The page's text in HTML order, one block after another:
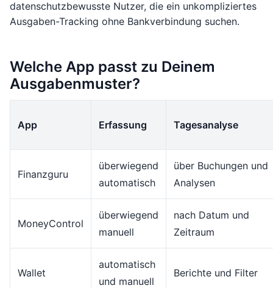
datenschutzbewusste Nutzer, die ein unkompliziertes
Ausgaben-Tracking ohne Bankverbindung suchen.
Welche App passt zu Deinem
Ausgabenmuster?
App Erfassung Tagesanalyse
Finanzguru
überwiegend
automatisch
über Buchungen und
Analysen
MoneyControl
überwiegend
manuell
nach Datum und
Zeitraum
Wallet
automatisch
und manuell
Berichte und Filter